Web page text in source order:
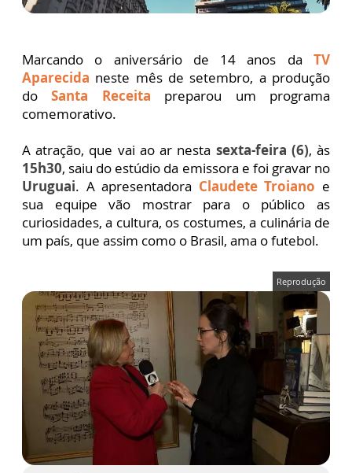
Marcando o aniversário de 14 anos da TV
Aparecida neste mês de setembro, a produção
doSanta Receita preparou um programa
comemorativo.
A atração, que vai ao ar nesta sexta-feira (6), às
15h30, saiu do estúdio da emissora e foi gravar no
Uruguai. A apresentadora Claudete Troiano e
sua equipe vão mostrar para o público as
curiosidades, a cultura, os costumes, a culinária de
um país, que assim como o Brasil, ama o futebol.
Reprodução